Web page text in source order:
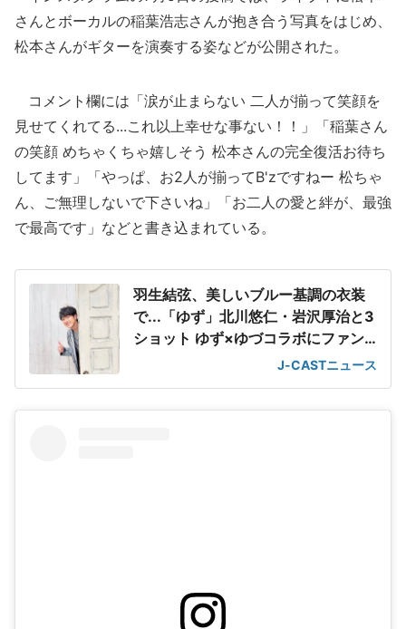
さんとボーカルの稲葉浩志さんが抱き合う写真をはじめ、
松本さんがギターを演奏する姿などが公開された。
コメント欄には「涙が止まらない 二人が揃って笑顔を
見せてくれてる...これ以上幸せな事ない！！」「稲葉さん
の笑顔 めちゃくちゃ嬉しそう 松本さんの完全復活お待ち
してます」「やっぱ、お2人が揃ってB'zですねー 松ちゃ
ん、ご無理しないで下さいね」「お二人の愛と絆が、最強
で最高です」などと書き込まれている。
羽生結弦、美しいブルー基調の衣装
で...「ゆず」北川悠仁・岩沢厚治と3
ショット ゆず×ゆづコラボにファン
J-CASTニュース